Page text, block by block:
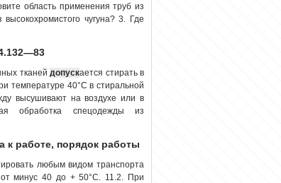
область применения труб из
чугуна? 3. Где
тканейдопускается стирать в
температуре 40°С в стиральной
высушивают на воздухе или в
обработка спецодежды из
к работе, порядок работы
любым видом транспорта
минус 40 до + 50°С. 11.2. При